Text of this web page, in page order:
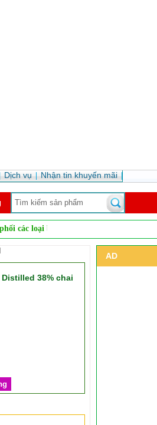
Dịch vụ Nhận tin khuyến mãi
bia nhập khẩu, rượu vang, rượu
AD
38% chai